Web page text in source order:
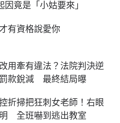
竟是「小姑要來」
有資格說愛你
用牽有違法？法院判決逆
款銳減 最終結局曝
折掃把狂刺女老師！右眼
全班嚇到逃出教室